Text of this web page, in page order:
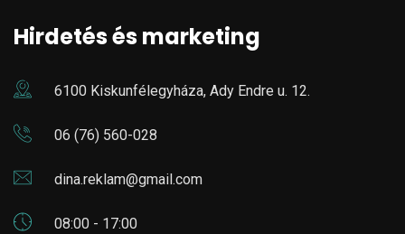
Hirdetés és marketing
6100 Kiskunfélegyháza, Ady Endre u. 12.
06 (76) 560-028
dina.reklam@gmail.com
08:00 - 17:00